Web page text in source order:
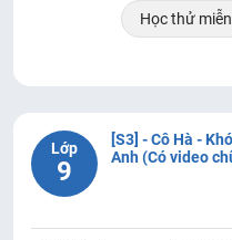
Học thử
Lớp
9
[S3] - Cô Hà -
Anh (Có video